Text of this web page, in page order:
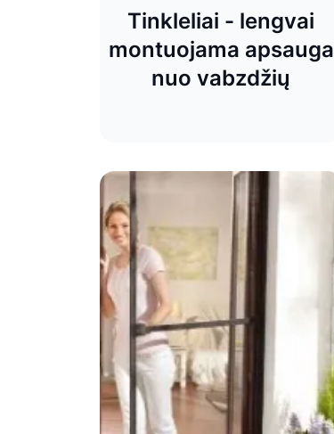
Tinkleliai - lengvai
montuojama apsauga
nuo vabzdžių